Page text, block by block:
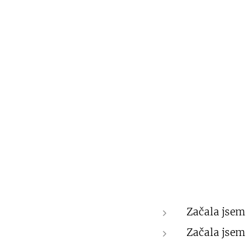
Začala
Začala